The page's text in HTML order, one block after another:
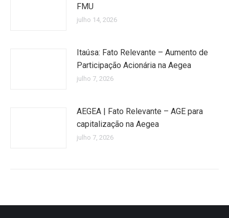
FMU
julho 14, 2026
Itaúsa: Fato Relevante – Aumento de
Participação Acionária na Aegea
julho 7, 2026
AEGEA | Fato Relevante – AGE para
capitalização na Aegea
julho 7, 2026